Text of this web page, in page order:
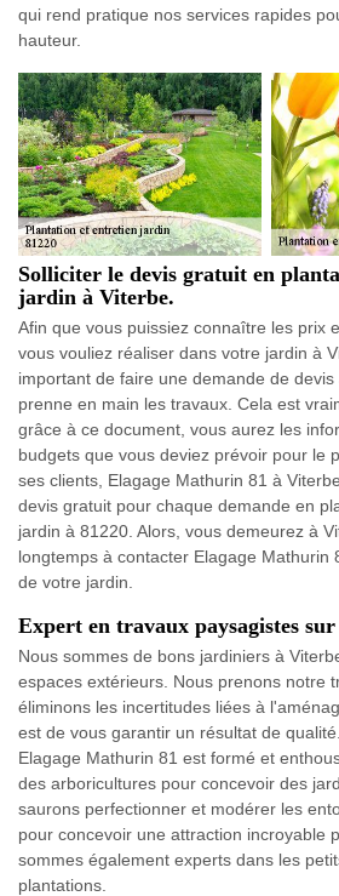
qui rend pratique nos services rapides
hauteur.
Solliciter le devis gratuit en
jardin à Viterbe.
Afin que vous puissiez connaître les prix
vous vouliez réaliser dans votre jardin à
important de faire une demande de devis
prenne en main les travaux. Cela est
grâce à ce document, vous aurez les
budgets que vous deviez prévoir pour le
ses clients, Elagage Mathurin 81 à
devis gratuit pour chaque demande en
jardin à 81220. Alors, vous demeurez à
longtemps à contacter Elagage Mathurin
de votre jardin.
Expert en travaux paysagistes sur
Nous sommes de bons jardiniers à
espaces extérieurs. Nous prenons notre
éliminons les incertitudes liées à
est de vous garantir un résultat de
Elagage Mathurin 81 est formé et
des arboricultures pour concevoir des
saurons perfectionner et modérer les
pour concevoir une attraction incroyable
sommes également experts dans les
plantations.